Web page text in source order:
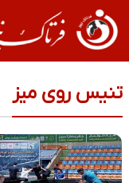
تنیس روی میز